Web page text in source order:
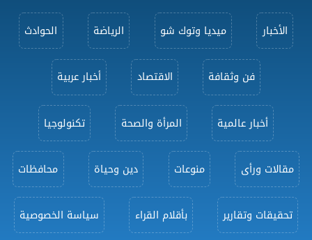
الأخبار ميديا وتوك شو الرياضة الحوادث
فن وثقافة الاقتصاد أخبار عربية
أخبار عالمية المرأة والصحة تكنولوجيا
مقالات ورأى منوعات دين وحياة محافظات
تحقيقات وتقارير بأقلام القراء سياسة الخصوصية